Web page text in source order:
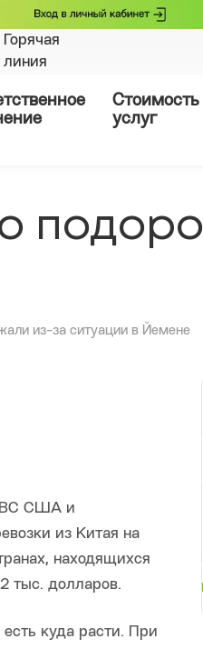
Горячая
линия
Стоимость
услуг
из-за ситуации в Йемене
ВС США и
из Китая на
находящихся
тыс. долларов.
куда расти. При